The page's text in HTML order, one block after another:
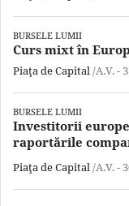
BURSELE LUMII
Curs mixt în
Piaţa de Capital/A.V. -
BURSELE LUMII
Investitorii
raportările
Piaţa de Capital/A.V. -